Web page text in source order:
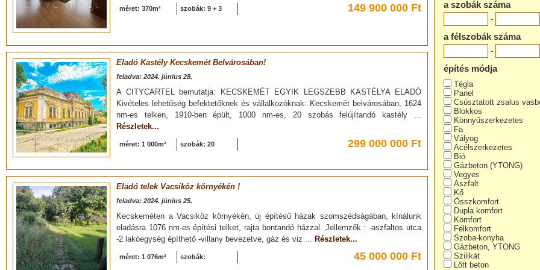
a szobák száma
-
a félszobák száma
-
építés módja
Tégla
Panel
Csúsztatott zsalus
Blokkos
Könnyűszerkezetes
Fa
Vályog
Acélszerkezetes
Bió
Gázbeton (YTONG)
Vegyes
Aszfalt
Kő
Összkomfort
Dupla komfort
Komfort
Félkomfort
Szoba-konyha
Gázbeton, YTONG
Szilikát
Lőtt beton
méret: 370m² szobák: 9 + 3 149 900 000 Ft
Eladó Kastély Kecskemét Belvárosában!
feladva: 2024. június 28.
A CITYCARTEL bemutatja: KECSKEMÉT EGYIK LEGSZEBB KASTÉLYA ELADÓ
Kivételes lehetőség befektetőknek és vállalkozóknak: Kecskemét belvárosában, 1624
nm-es telken, 1910-ben épült, 1000 nm-es, 20 szobás felújítandó kastély ...
Részletek...
méret: 1 000m² szobák: 20 299 000 000 Ft
Eladó telek Vacsiköz környékén !
feladva: 2024. június 25.
Kecskeméten a Vacsiköz környékén, új építésű házak szomszédságában, kínálunk
eladásra 1076 nm-es építési telket, rajta bontandó házzal. Jellemzők : -aszfaltos utca
-2 lakóegység építhető -villany bevezetve, gáz és viz ... Részletek...
méret: 1 076m² szobák: 45 000 000 Ft